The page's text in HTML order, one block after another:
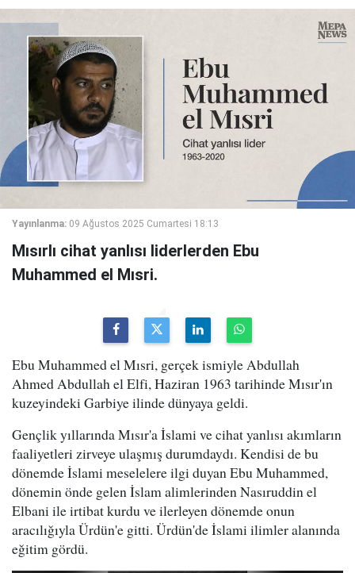
Yayınlanma: 09 Ağustos 2025 Cumartesi 18:13
Mısırlı cihat yanlısı liderlerden Ebu
Muhammed el Mısri.
Ebu Muhammed el Mısri, gerçek ismiyle Abdullah
Ahmed Abdullah el Elfi, Haziran 1963 tarihinde Mısır'ın
kuzeyindeki Garbiye ilinde dünyaya geldi.
Gençlik yıllarında Mısır'a İslami ve cihat yanlısı akımların
faaliyetleri zirveye ulaşmış durumdaydı. Kendisi de bu
dönemde İslami meselelere ilgi duyan Ebu Muhammed,
dönemin önde gelen İslam alimlerinden Nasıruddin el
Elbani ile irtibat kurdu ve ilerleyen dönemde onun
aracılığıyla Ürdün'e gitti. Ürdün'de İslami ilimler alanında
eğitim gördü.